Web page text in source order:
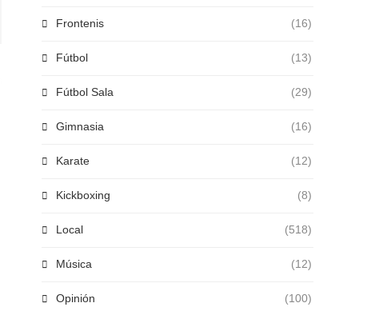
Frontenis (16)
Fútbol (13)
Fútbol Sala (29)
Gimnasia (16)
Karate (12)
Kickboxing (8)
Local (518)
Música (12)
Opinión (100)